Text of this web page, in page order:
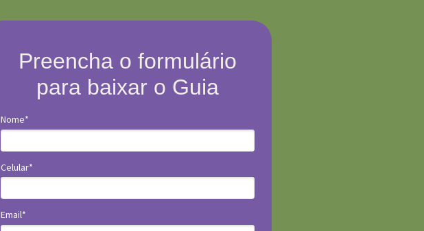
Preencha o formulário
para baixar o Guia
Nome*
Celular*
Email*